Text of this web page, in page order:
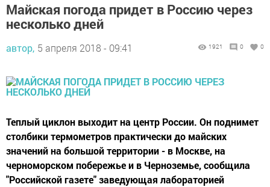
Майская погода придет в Россию через
несколько дней
автор, 5 апреля 2018 - 09:41 1921 0 0
Теплый циклон выходит на центр России. Он поднимет
столбики термометров практически до майских
значений на большой территории - в Москве, на
черноморском побережье и в Черноземье, сообщила
"Российской газете" заведующая лабораторией